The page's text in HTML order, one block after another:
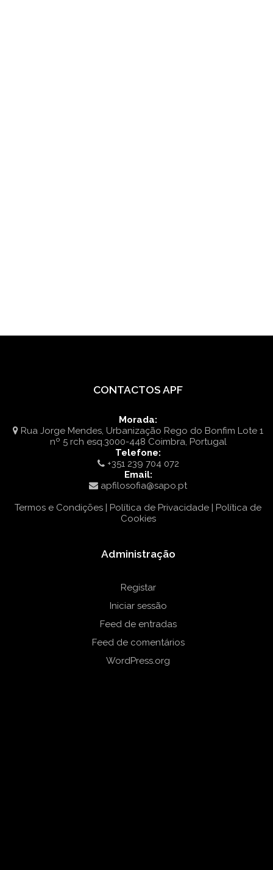
CONTACTOS APF
Morada:
Rua Jorge Mendes, Urbanização Rego do Bonfim Lote 1
nº 5 rch esq.3000-448 Coimbra, Portugal
Telefone:
+351 239 704 072
Email:
apfilosofia@sapo.pt
Termos e Condições | Política de Privacidade | Política de
Cookies
Administração
Registar
Iniciar sessão
Feed de entradas
Feed de comentários
WordPress.org